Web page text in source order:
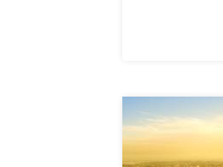
Bàu
trường
Thành